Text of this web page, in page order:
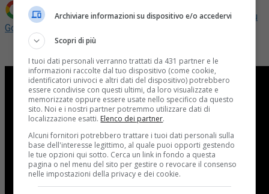
Aggiungi La Provincia di Biella come Fonte preferita su
Google
Archiviare informazioni su dispositivo e/o accedervi
Scopri di più
I tuoi dati personali verranno trattati da 431 partner e le
informazioni raccolte dal tuo dispositivo (come cookie,
identificatori univoci e altri dati del dispositivo) potrebbero
essere condivise con questi ultimi, da loro visualizzate e
memorizzate oppure essere usate nello specifico da questo
sito. Noi e i nostri partner potremmo utilizzare dati di
localizzazione esatti. Elenco dei partner.
Alcuni fornitori potrebbero trattare i tuoi dati personali sulla
base dell'interesse legittimo, al quale puoi opporti gestendo
le tue opzioni qui sotto. Cerca un link in fondo a questa
pagina o nel menu del sito per gestire o revocare il consenso
nelle impostazioni della privacy e dei cookie.